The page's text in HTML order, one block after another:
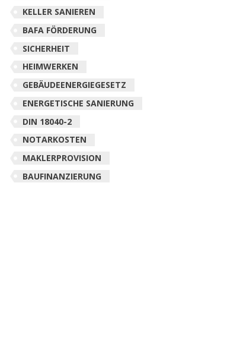
KELLER SANIEREN
BAFA FÖRDERUNG
SICHERHEIT
HEIMWERKEN
GEBÄUDEENERGIEGESETZ
ENERGETISCHE SANIERUNG
DIN 18040-2
NOTARKOSTEN
MAKLERPROVISION
BAUFINANZIERUNG